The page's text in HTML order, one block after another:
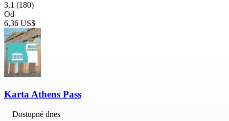
3,1 (180)
Od
6,36 US$
Karta Athens Pass
Dostupné dnes